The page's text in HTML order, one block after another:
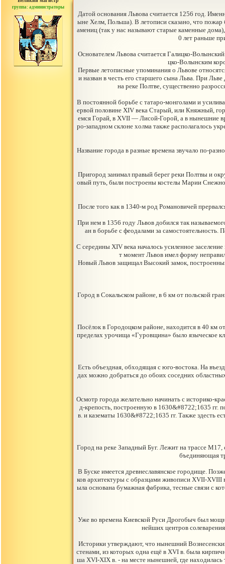
группа: администраторы
сообщений: 30442
Датой основания Львова считается 1256 год.
ыне Хелм, Польша). В летописи сказано, что пожар
амениц (так у нас называют старые каменные
0 лет раньше
Основателем Львова считается Галицко-
цко-Волынским
Первые летописные упоминания о Львове
и назван в честь его старшего сына Льва. При
на реке Полтве, существенно
В постоянной борьбе с татаро-монголами и
ервой половине XIV века Старый, или Княжный,
емся Горай, в XVII — Лисой-Горой, а в нынешние
ро-западном склоне холма также располагалось
Название города в разные времена звучало по-
Пригород занимал правый берег реки Полтвы и
овый путь, были построены костелы Марии
После того как в 1340-м род Романовичей
При нем в 1356 году Львов добился так
ан в борьбе с феодалами за
С середины XIV века началось усиленное
т момент Львов имел форму
Новый Львов защищал Высокий замок,
Город в Сокальском районе, в 6 км от польской
Посёлок в Городоцком районе, находится в 40 км
пределах урочища «Гуровщина» было языческое
Есть объездная, обходящая с юго-востока. На
дах можно добраться до обоих соседних
Осмотр города желательно начинать с историко-
д-крепость, построенную в 1630&#8722;1635 гг.
в. и казематы 1630&#8722;1635 гг. Также здесть
Город на реке Западный Буг. Лежит на трассе М17,
бъединяющая
В Буске имеется древнеславянское городище.
ков архитектуры с образцами живописи XVII-XVIII
ыла основана бумажная фабрика, тесные связи с
Уже во времена Киевской Руси Дрогобыч был
нейших центров
Историки утверждают, что нынешний
стенами, из которых одна ещё в XVI в. была
ша XVI-XIX в. - на месте нынешней, где